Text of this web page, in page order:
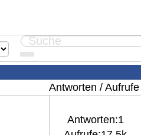
Antworten / Aufrufe
Antworten:1